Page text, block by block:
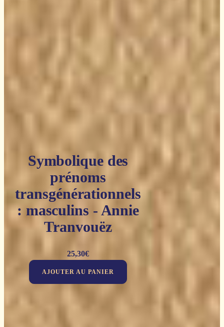
Symbolique des
prénoms
transgénérationnels
: masculins - Annie
Tranvouëz
25,30€
AJOUTER AU PANIER